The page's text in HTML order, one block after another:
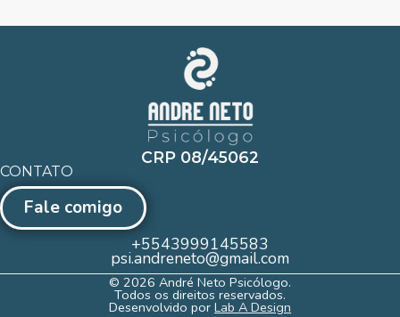
CRP 08/45062
CONTATO
Fale comigo
+5543999145583
psi.andreneto@gmail.com
© 2026 André Neto Psicólogo.
Todos os direitos reservados.
Desenvolvido por Lab A Design